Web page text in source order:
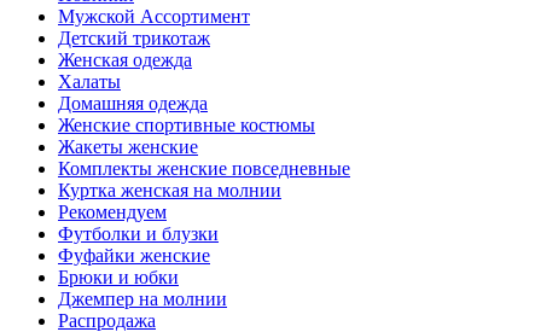
Мужской Ассортимент
Детcкий трикотаж
Женская одежда
Халаты
Домашняя одежда
Женские спортивные костюмы
Жакеты женские
Комплекты женские повседневные
Куртка женская на молнии
Рекомендуем
Футболки и блузки
Фуфайки женские
Брюки и юбки
Джемпер на молнии
Распродажа